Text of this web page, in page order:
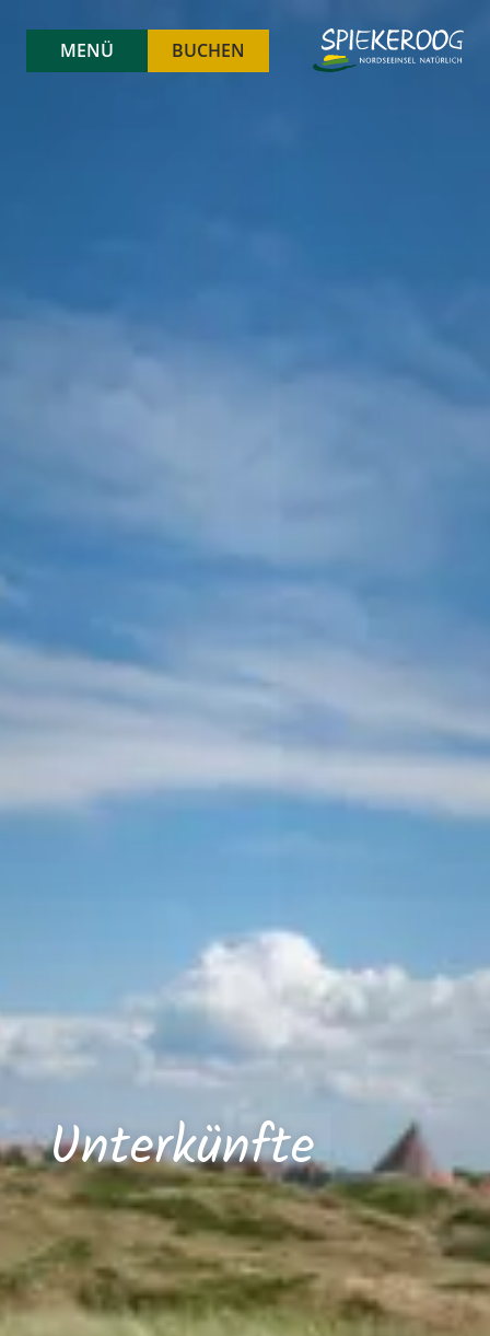
MENÜ BUCHEN
Unterkünfte